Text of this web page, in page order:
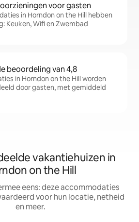
voor gasten
in Horndon on the Hill hebben
Keuken, Wifi en Zwembad
beoordeling van 4,8
in Horndon on the Hill worden
door gasten, met gemiddeld
vakantiehuizen in
on the Hill
eens: deze accommodaties
voor hun locatie, netheid
en meer.